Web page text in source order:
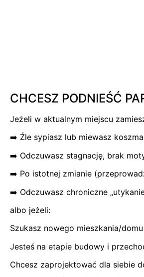
CHCESZ PODNIEŚĆ
Jeżeli w aktualnym miejscu
➡️ Źle sypiasz lub miewasz
➡️ Odczuwasz stagnację, brak
➡️ Po istotnej zmianie
➡️ Odczuwasz chroniczne
albo jeżeli:
Szukasz nowego mieszkania/
Jesteś na etapie budowy i
Chcesz zaprojektować dla siebie